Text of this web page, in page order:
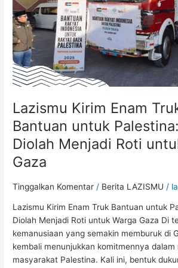
Lazismu Kirim Enam
Bantuan untuk
Diolah Menjadi Roti
Gaza
Tinggalkan Komentar / Berita LAZISMU /
Lazismu Kirim Enam Truk Bantuan untuk
Diolah Menjadi Roti untuk Warga Gaza Di
kemanusiaan yang semakin memburuk di
kembali menunjukkan komitmennya dalam
masyarakat Palestina. Kali ini, bentuk
Palestina:
Gandum
Diolah
Menjadi
Roti
untuk
Gaza